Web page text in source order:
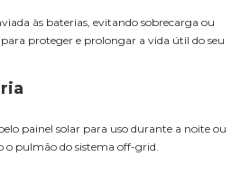
às baterias, evitando sobrecarga ou
proteger e prolongar a vida útil do seu
painel solar para uso durante a noite ou
pulmão do sistema off-grid.